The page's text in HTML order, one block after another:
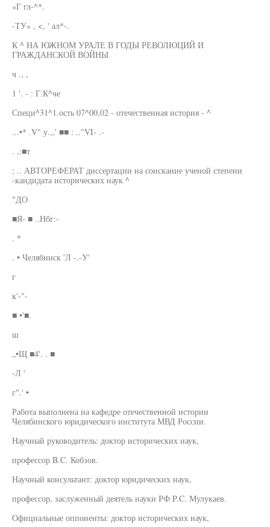
«Г гл-^*.
-ТУ» , <, ' ал*-.
К ^ НА ЮЖНОМ УРАЛЕ В ГОДЫ РЕВОЛЮЦИЙ И
ГРАЖДАНСКОЙ ВОЙНЫ
ч ., ,
1 '. - : Г.К^че
Специ^31^1.ость 07^00,02 - отечественная история - ^
...•* .V" у.,,' ■■ : .."VI- .-
. ,:■т
; .. АВТОРЕФЕРАТ диссертации на соискание ученой степени
-кандидата исторических наук ^
"ДО
■Я- ■ ..Нбг:-
. *
. • Челябинск 'Л -.-У'
г
к'-"-
■ •'■.
ш
„•Щ ■4'. . ■
-Л '
г".' •
Работа выполнена на кафедре отечественной истории
Челябинского юридического института МВД России.
Научный руководитель: доктор исторических наук,
профессор B.C. Кобзов.
Научный консультант: доктор юридических наук,
профессор, заслуженный деятель науки РФ P.C. Мулукаев.
Официальные оппоненты: доктор исторических наук,